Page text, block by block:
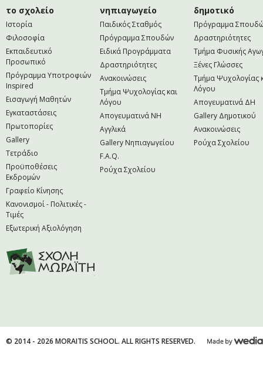
το σχολείο
Ιστορία
Φιλοσοφία
Εκπαιδευτικό
Προσωπικό
Πρόγραμμα Υποτροφιών
Inspired
Εισαγωγή Μαθητών
Εγκαταστάσεις
Πρωτοπορίες
Gallery
Τετράδιο
Προϋποθέσεις
Εκδρομών
Γραφείο Κίνησης
Κανονισμοί - Πολιτικές -
Τιμές
Εξωτερική Αξιολόγηση
νηπιαγωγείο
Παιδικός Σταθμός
Πρόγραμμα Σπουδών
Ειδικά Προγράμματα
Δραστηριότητες
Ανακοινώσεις
Τμήμα Ψυχολογίας και
Λόγου
Απογευματινά NH
Αγγλικά
Gallery Νηπιαγωγείου
F.A.Q.
Ρούχα Σχολείου
δημοτικό
Πρόγραμμα
Δραστηριότητες
Τμήμα Φυσικής
Ξένες Γλώσσες
Τμήμα Ψυχολογίας
Λόγου
Απογευματινά ΔΗ
Gallery Δημοτικού
Ανακοινώσεις
Ρούχα Σχολείου
© 2014 - 2026 MORAITIS SCHOOL. ALL RIGHTS RESERVED.